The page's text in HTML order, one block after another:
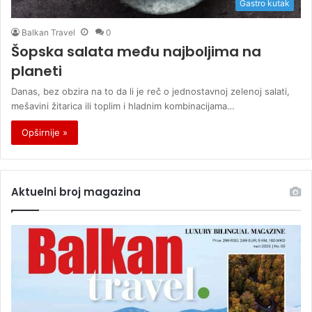
Gastro kutak
Balkan Travel 0
Šopska salata među najboljima na
planeti
Danas, bez obzira na to da li je reč o jednostavnoj zelenoj salati,
mešavini žitarica ili toplim i hladnim kombinacijama…
Opširnije »
Aktuelni broj magazina